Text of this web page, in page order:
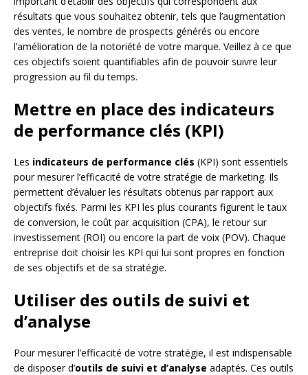
résultats que vous souhaitez obtenir, tels que l’augmentation
des ventes, le nombre de prospects générés ou encore
l’amélioration de la notoriété de votre marque. Veillez à ce que
ces objectifs soient quantifiables afin de pouvoir suivre leur
progression au fil du temps.
Mettre en place des indicateurs
de performance clés (KPI)
Les indicateurs de performance clés (KPI) sont essentiels
pour mesurer l’efficacité de votre stratégie de marketing. Ils
permettent d’évaluer les résultats obtenus par rapport aux
objectifs fixés. Parmi les KPI les plus courants figurent le taux
de conversion, le coût par acquisition (CPA), le retour sur
investissement (ROI) ou encore la part de voix (POV). Chaque
entreprise doit choisir les KPI qui lui sont propres en fonction
de ses objectifs et de sa stratégie.
Utiliser des outils de suivi et
d’analyse
Pour mesurer l’efficacité de votre stratégie, il est indispensable
de disposer d’outils de suivi et d’analyse adaptés. Ces outils